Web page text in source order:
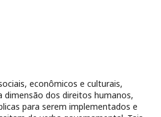
econômicos e culturais,
dimensão dos direitos humanos,
para serem implementados e